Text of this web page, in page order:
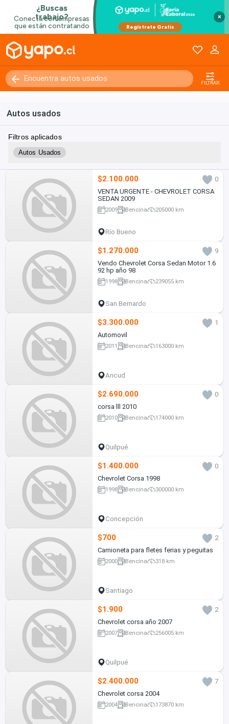
×
FILTRAR
Autos usados
Filtros aplicados
Autos Usados
$2.100.000
0
VENTA URGENTE - CHEVROLET CORSA
SEDAN 2009
2009 Bencina 205000 km
Río Bueno
$1.270.000
9
Vendo Chevrolet Corsa Sedan Motor 1.6
92 hp año 98
1998 Bencina 239055 km
San Bernardo
$3.300.000
1
Automovil
2011 Bencina 163000 km
Ancud
$2.690.000
0
corsa lll 2010
2010 Bencina 174000 km
Quilpué
$1.400.000
0
Chevrolet Corsa 1998
1998 Bencina 300000 km
Concepción
$700
2
Camioneta para fletes ferias y peguitas
2000 Bencina 318 km
Santiago
$1.900
2
Chevrolet corsa año 2007
2007 Bencina 256005 km
Quilpué
$2.400.000
7
Chevrolet corsa 2004
2004 Bencina 173870 km